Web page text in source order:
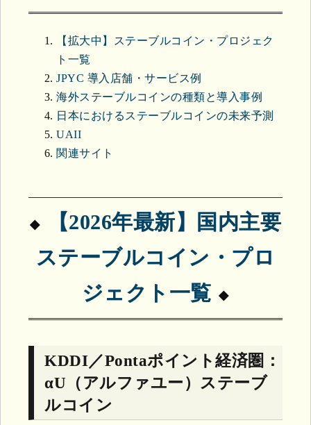
【拡大中】ステーブルコイン・プロジェク
ト一覧
JPYC 導入店舗・サービス例
海外ステーブルコインの種類と導入事例
日本におけるステーブルコインの未来予測
UAII
関連サイト
【2026年最新】国内主要
ステーブルコイン・プロ
ジェクト一覧
KDDI／Pontaポイント経済圏：
αU（アルファユー）ステーブ
ルコイン